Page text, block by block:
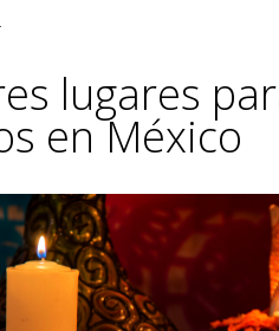
lugares
en México